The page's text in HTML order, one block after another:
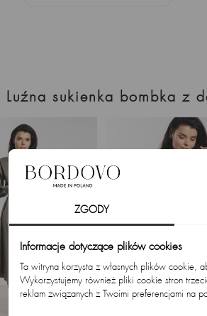
Luźna sukienka bombka
ZGODY
Informacje dotyczące plików cookies
Ta witryna korzysta z własnych plików cookie,
Wykorzystujemy również pliki cookie stron
reklam związanych z Twoimi preferencjami na